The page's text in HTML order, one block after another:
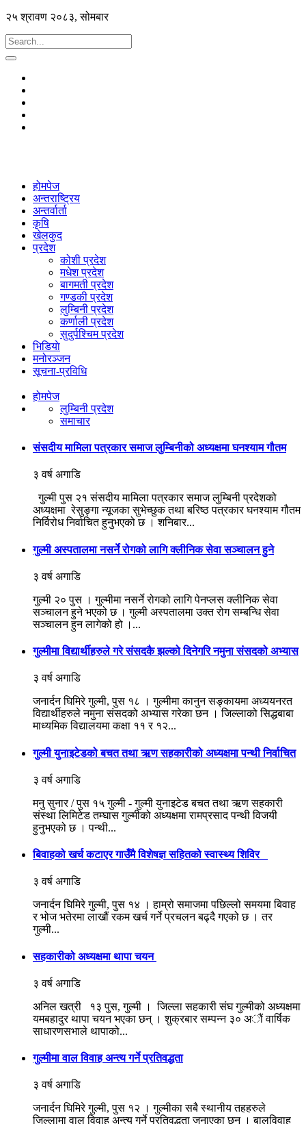
२५ श्रावण २०८३, सोमबार
होमपेज
अन्तराष्ट्रिय
अन्तर्वार्ता
कृषि
खेलकुद
प्रदेश
कोशी प्रदेश
मधेश प्रदेश
बागमती प्रदेश
गण्डकी प्रदेश
लुम्बिनी प्रदेश
कर्णाली प्रदेश
सुदुर्पश्चिम प्रदेश
भिडियाे
मनोरञ्जन
सूचना-प्रविधि
होमपेज
लुम्बिनी प्रदेश
समाचार
संसदीय मामिला पत्रकार समाज लुम्बिनीको अध्यक्षमा घनश्याम गौतम
३ वर्ष अगाडि
गुल्मी पुस २१ संसदीय मामिला पत्रकार समाज लुम्बिनी प्रदेशको
अध्यक्षमा रेसुङ्गा न्यूजका सुभेच्छुक तथा बरिष्ठ पत्रकार घनश्याम गौतम
निर्विरोध निर्वाचित हुनुभएको छ । शनिबार...
गुल्मी अस्पतालमा नसर्ने रोगको लागि क्लीनिक सेवा सञ्चालन हुने
३ वर्ष अगाडि
गुल्मी २० पुस । गुल्मीमा नसर्ने रोगको लागि पेनप्लस क्लीनिक सेवा
सञ्चालन हुने भएको छ । गुल्मी अस्पतालमा उक्त रोग सम्बन्धि सेवा
सञ्चालन हुन लागेको हो ।...
गुल्मीमा विद्यार्थीहरुले गरे संसदकै झल्को दिनेगरि नमुना संसदको अभ्यास
३ वर्ष अगाडि
जनार्दन घिमिरे गुल्मी, पुस १८ । गुल्मीमा कानुन सङ्कायमा अध्ययनरत
विद्यार्थीहरुले नमुना संसदको अभ्यास गरेका छन । जिल्लाको सिद्धबाबा
माध्यमिक विद्यालयमा कक्षा ११ र १२...
गुल्मी युनाइटेडको बचत तथा ऋण सहकारीको अध्यक्षमा पन्थी निर्वाचित
३ वर्ष अगाडि
मनु सुनार / पुस १५ गुल्मी - गुल्मी युनाइटेड बचत तथा ऋण सहकारी
संस्था लिमिटेड तम्घास गुल्मीको अध्यक्षमा रामप्रसाद पन्थी विजयी
हुनुभएको छ । पन्थी...
बिवाहको खर्च कटाएर गाउँमै विशेषज्ञ सहितको स्वास्थ्य शिविर
३ वर्ष अगाडि
जनार्दन घिमिरे गुल्मी, पुस १४ । हाम्रो समाजमा पछिल्लो समयमा बिवाह
र भोज भतेरमा लाखौं रकम खर्च गर्ने प्रचलन बढ्दै गएको छ । तर
गुल्मी...
सहकारीको अध्यक्षमा थापा चयन
३ वर्ष अगाडि
अनिल खत्री १३ पुस, गुल्मी । जिल्ला सहकारी संघ गुल्मीको अध्यक्षमा
यमबहादुर थापा चयन भएका छन् । शुक्रबार सम्पन्न ३० अौं वार्षिक
साधारणसभाले थापाको...
गुल्मीमा वाल विवाह अन्त्य गर्ने प्रतिवद्धता
३ वर्ष अगाडि
जनार्दन घिमिरे गुल्मी, पुस १२ । गुल्मीका सबै स्थानीय तहहरुले
जिल्लामा वाल विवाह अन्त्य गर्ने प्रतिवद्धता जनाएका छन । बालविवाह